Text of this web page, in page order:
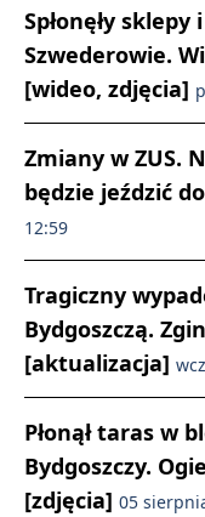
Spłonęły
Szwederowie.
[wideo, zdjęcia]
Zmiany w ZUS.
będzie jeździć
12:59
Tragiczny
Bydgoszczą.
[aktualizacja]
Płonął taras w
Bydgoszczy.
[zdjęcia] 05